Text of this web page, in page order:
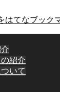
紹介
いて